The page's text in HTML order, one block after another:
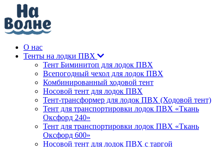
О нас
Тенты на лодки ПВХ
Тент Биминитоп для лодок ПВХ
Всепогодный чехол для лодок ПВХ
Комбинированный ходовой тент
Носовой тент для лодок ПВХ
Тент-трансформер для лодок ПВХ (Ходовой тент)
Тент для транспортировки лодок ПВХ «Ткань
Оксфорд 240»
Тент для транспортировки лодок ПВХ «Ткань
Оксфорд 600»
Носовой тент для лодок ПВХ с таргой